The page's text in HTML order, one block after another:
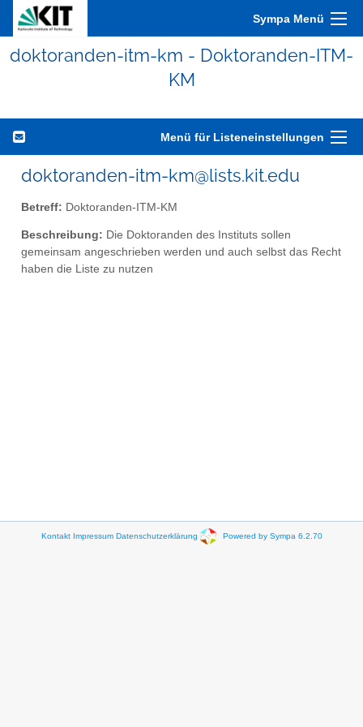
Sympa Menü
doktoranden-itm-km - Doktoranden-ITM-
KM
Menü für Listeneinstellungen
doktoranden-itm-km@lists.kit.edu
Betreff: Doktoranden-ITM-KM
Beschreibung: Die Doktoranden des Instituts sollen
gemeinsam angeschrieben werden und auch selbst das Recht
haben die Liste zu nutzen
Kontakt Impressum Datenschutzerklärung Powered by Sympa 6.2.70